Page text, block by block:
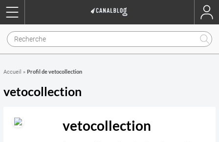
Accueil » Profil de vetocollection
vetocollection
vetocollection